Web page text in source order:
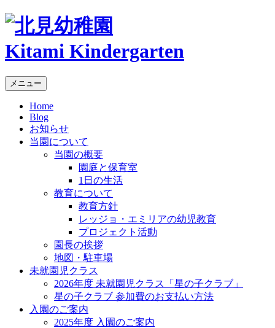
Kitami Kindergarten
メニュー
Home
Blog
お知らせ
当園について
当園の概要
園庭と保育室
1日の生活
教育について
教育方針
レッジョ・エミリアの幼児教育
プロジェクト活動
園長の挨拶
地図・駐車場
未就園児クラス
2026年度 未就園児クラス「星の子クラブ」
星の子クラブ 参加費のお支払い方法
入園のご案内
2025年度 入園のご案内